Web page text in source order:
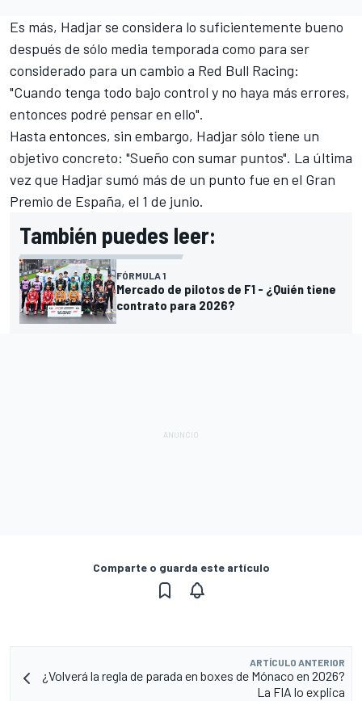
Es más, Hadjar se considera lo suficientemente bueno
después de sólo media temporada como para ser
considerado para un cambio a Red Bull Racing:
"Cuando tenga todo bajo control y no haya más errores,
entonces podré pensar en ello".
Hasta entonces, sin embargo, Hadjar sólo tiene un
objetivo concreto: "Sueño con sumar puntos". La última
vez que Hadjar sumó más de un punto fue en el Gran
Premio de España, el 1 de junio.
También puedes leer:
FÓRMULA 1
Mercado de pilotos de F1 - ¿Quién tiene
contrato para 2026?
Comparte o guarda este artículo
ARTÍCULO ANTERIOR
¿Volverá la regla de parada en boxes de Mónaco en 2026?
La FIA lo explica